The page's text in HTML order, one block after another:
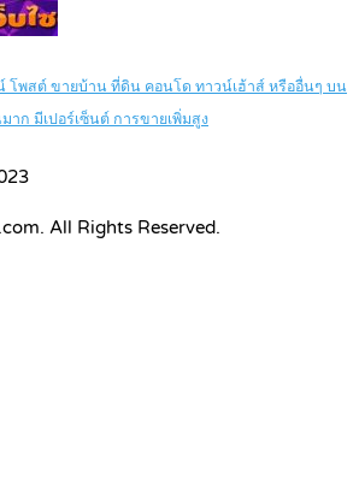
โพสต์ ขายบ้าน ที่ดิน คอนโด ทาวน์เฮ้าส์ หรืออื่นๆ บน
มาก มีเปอร์เซ็นต์ การขายเพิ่มสูง
All Rights Reserved.